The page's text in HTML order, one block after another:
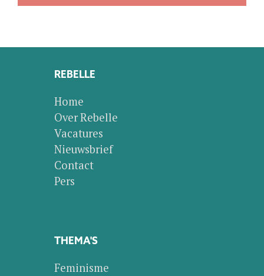
REBELLE
Home
Over Rebelle
Vacatures
Nieuwsbrief
Contact
Pers
THEMA'S
Feminisme